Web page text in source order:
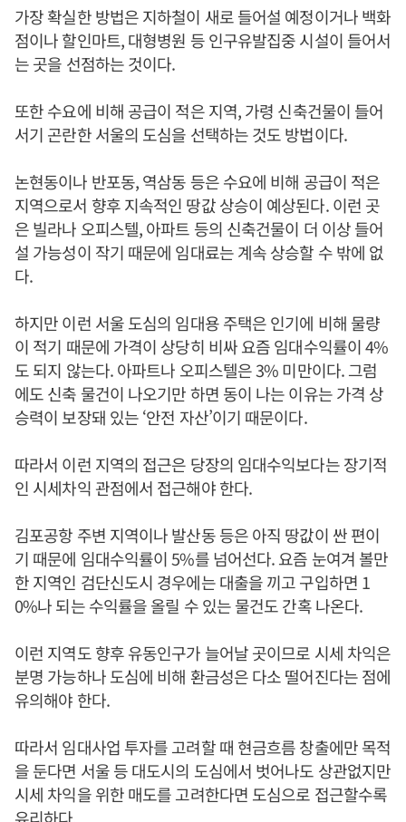
가장 확실한 방법은 지하철이 새로 들어설 예정이거나 백화
점이나 할인마트, 대형병원 등 인구유발집중 시설이 들어서
는 곳을 선점하는 것이다.
또한 수요에 비해 공급이 적은 지역, 가령 신축건물이 들어
서기 곤란한 서울의 도심을 선택하는 것도 방법이다.
논현동이나 반포동, 역삼동 등은 수요에 비해 공급이 적은
지역으로서 향후 지속적인 땅값 상승이 예상된다. 이런 곳
은 빌라나 오피스텔, 아파트 등의 신축건물이 더 이상 들어
설 가능성이 작기 때문에 임대료는 계속 상승할 수 밖에 없
다.
하지만 이런 서울 도심의 임대용 주택은 인기에 비해 물량
이 적기 때문에 가격이 상당히 비싸 요즘 임대수익률이 4%
도 되지 않는다. 아파트나 오피스텔은 3% 미만이다. 그럼
에도 신축 물건이 나오기만 하면 동이 나는 이유는 가격 상
승력이 보장돼 있는 ‘안전 자산’이기 때문이다.
따라서 이런 지역의 접근은 당장의 임대수익보다는 장기적
인 시세차익 관점에서 접근해야 한다.
김포공항 주변 지역이나 발산동 등은 아직 땅값이 싼 편이
기 때문에 임대수익률이 5%를 넘어선다. 요즘 눈여겨 볼만
한 지역인 검단신도시 경우에는 대출을 끼고 구입하면 1
0%나 되는 수익률을 올릴 수 있는 물건도 간혹 나온다.
이런 지역도 향후 유동인구가 늘어날 곳이므로 시세 차익은
분명 가능하나 도심에 비해 환금성은 다소 떨어진다는 점에
유의해야 한다.
따라서 임대사업 투자를 고려할 때 현금흐름 창출에만 목적
을 둔다면 서울 등 대도시의 도심에서 벗어나도 상관없지만
시세 차익을 위한 매도를 고려한다면 도심으로 접근할수록